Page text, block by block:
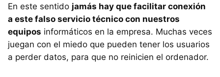
En este sentido jamás hay que facilitar conexión
a este falso servicio técnico con nuestros
equipos informáticos en la empresa. Muchas veces
juegan con el miedo que pueden tener los usuarios
a perder datos, para que no reinicien el ordenador.